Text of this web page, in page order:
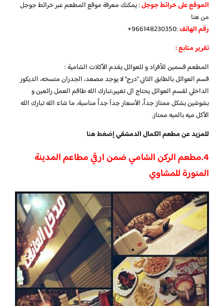
الموقع على خرائط جوجل: يمكنك معرفة موقع المطعم عبر خرائط جوجل
من هنا
رقم الهاتف:966148230350+
تقرير متابع :
المطعم قسمين للأفراد و للعوائل يقدم الأكلات الشامية :
قسم العوائل بالطابق الثاني “درج” لا يوجد مصعد، الجدران متسخه، الديكور
الداخلي لقسم العوائل يحتاج الى تغيير،تبارك الله طاقم العمل رائعين و
بشوشين بشكل ممتاز جداً، الأسعار جداَ جداً مناسبة، ما شاء الله تبارك الله
الأكل ميه بالميه ممتاز.
للمزيد عن مطعم الكمال الدمشقيإضغط هنا
4.مطعم الركن الشامي ضمن ارقي مطاعم المدينة
المنورة للمشاوي